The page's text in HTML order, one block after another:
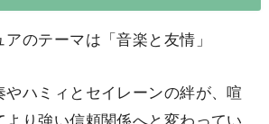
のテーマは「音楽と友情」
やハミィとセイレーンの絆が、喧
より強い信頼関係へと変わってい